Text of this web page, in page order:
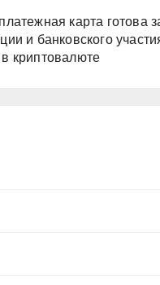
карта готова
и банковского
криптовалюте